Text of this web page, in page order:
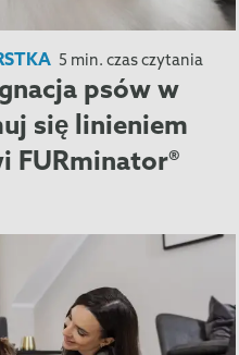
5 min. czas czytania
psów w
się linieniem
FURminator®